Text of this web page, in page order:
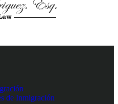
de Inmigración